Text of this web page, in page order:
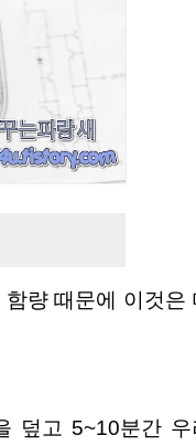
덮고 5~10분간 우